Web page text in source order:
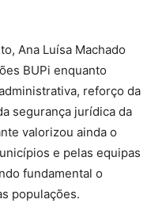
Ana Luísa Machado
BUPi enquanto
reforço da
segurança jurídica da
valorizou ainda o
e pelas equipas
fundamental o
populações.